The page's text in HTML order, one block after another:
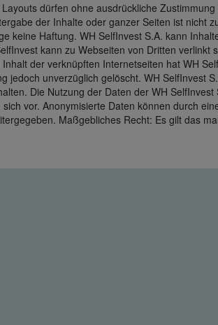
dürfen ohne ausdrückliche
der Inhalte oder ganzer Seiten ist nicht
keine Haftung. WH SelfInvest S.A. kann
kann zu Webseiten von Dritten verlinkt
der verknüpften Internetseiten hat WH
jedoch unverzüglich gelöscht. WH SelfInvest
Die Nutzung der Daten der WH SelfInvest
vor. Anonymisierte Daten können durch
Maßgebliches Recht: Es gilt das